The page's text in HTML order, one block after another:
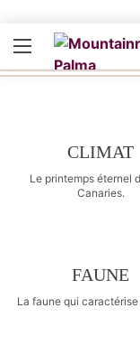
CLIMAT
Le printemps éternel
Canaries.
FAUNE
La faune qui